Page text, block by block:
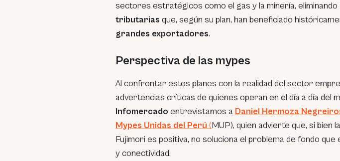
sectores estratégicos como el gas y la minería, eliminando
tributarias que, según su plan, han beneficiado
grandes exportadores.
Perspectiva de las mypes
Al confrontar estos planes con la realidad del sector
advertencias críticas de quienes operan en el día a día del
Infomercado entrevistamos a Daniel Hermoza
Mypes Unidas del Perú (MUP), quien advierte que, si bien
Fujimori es positiva, no soluciona el problema de fondo que
y conectividad.